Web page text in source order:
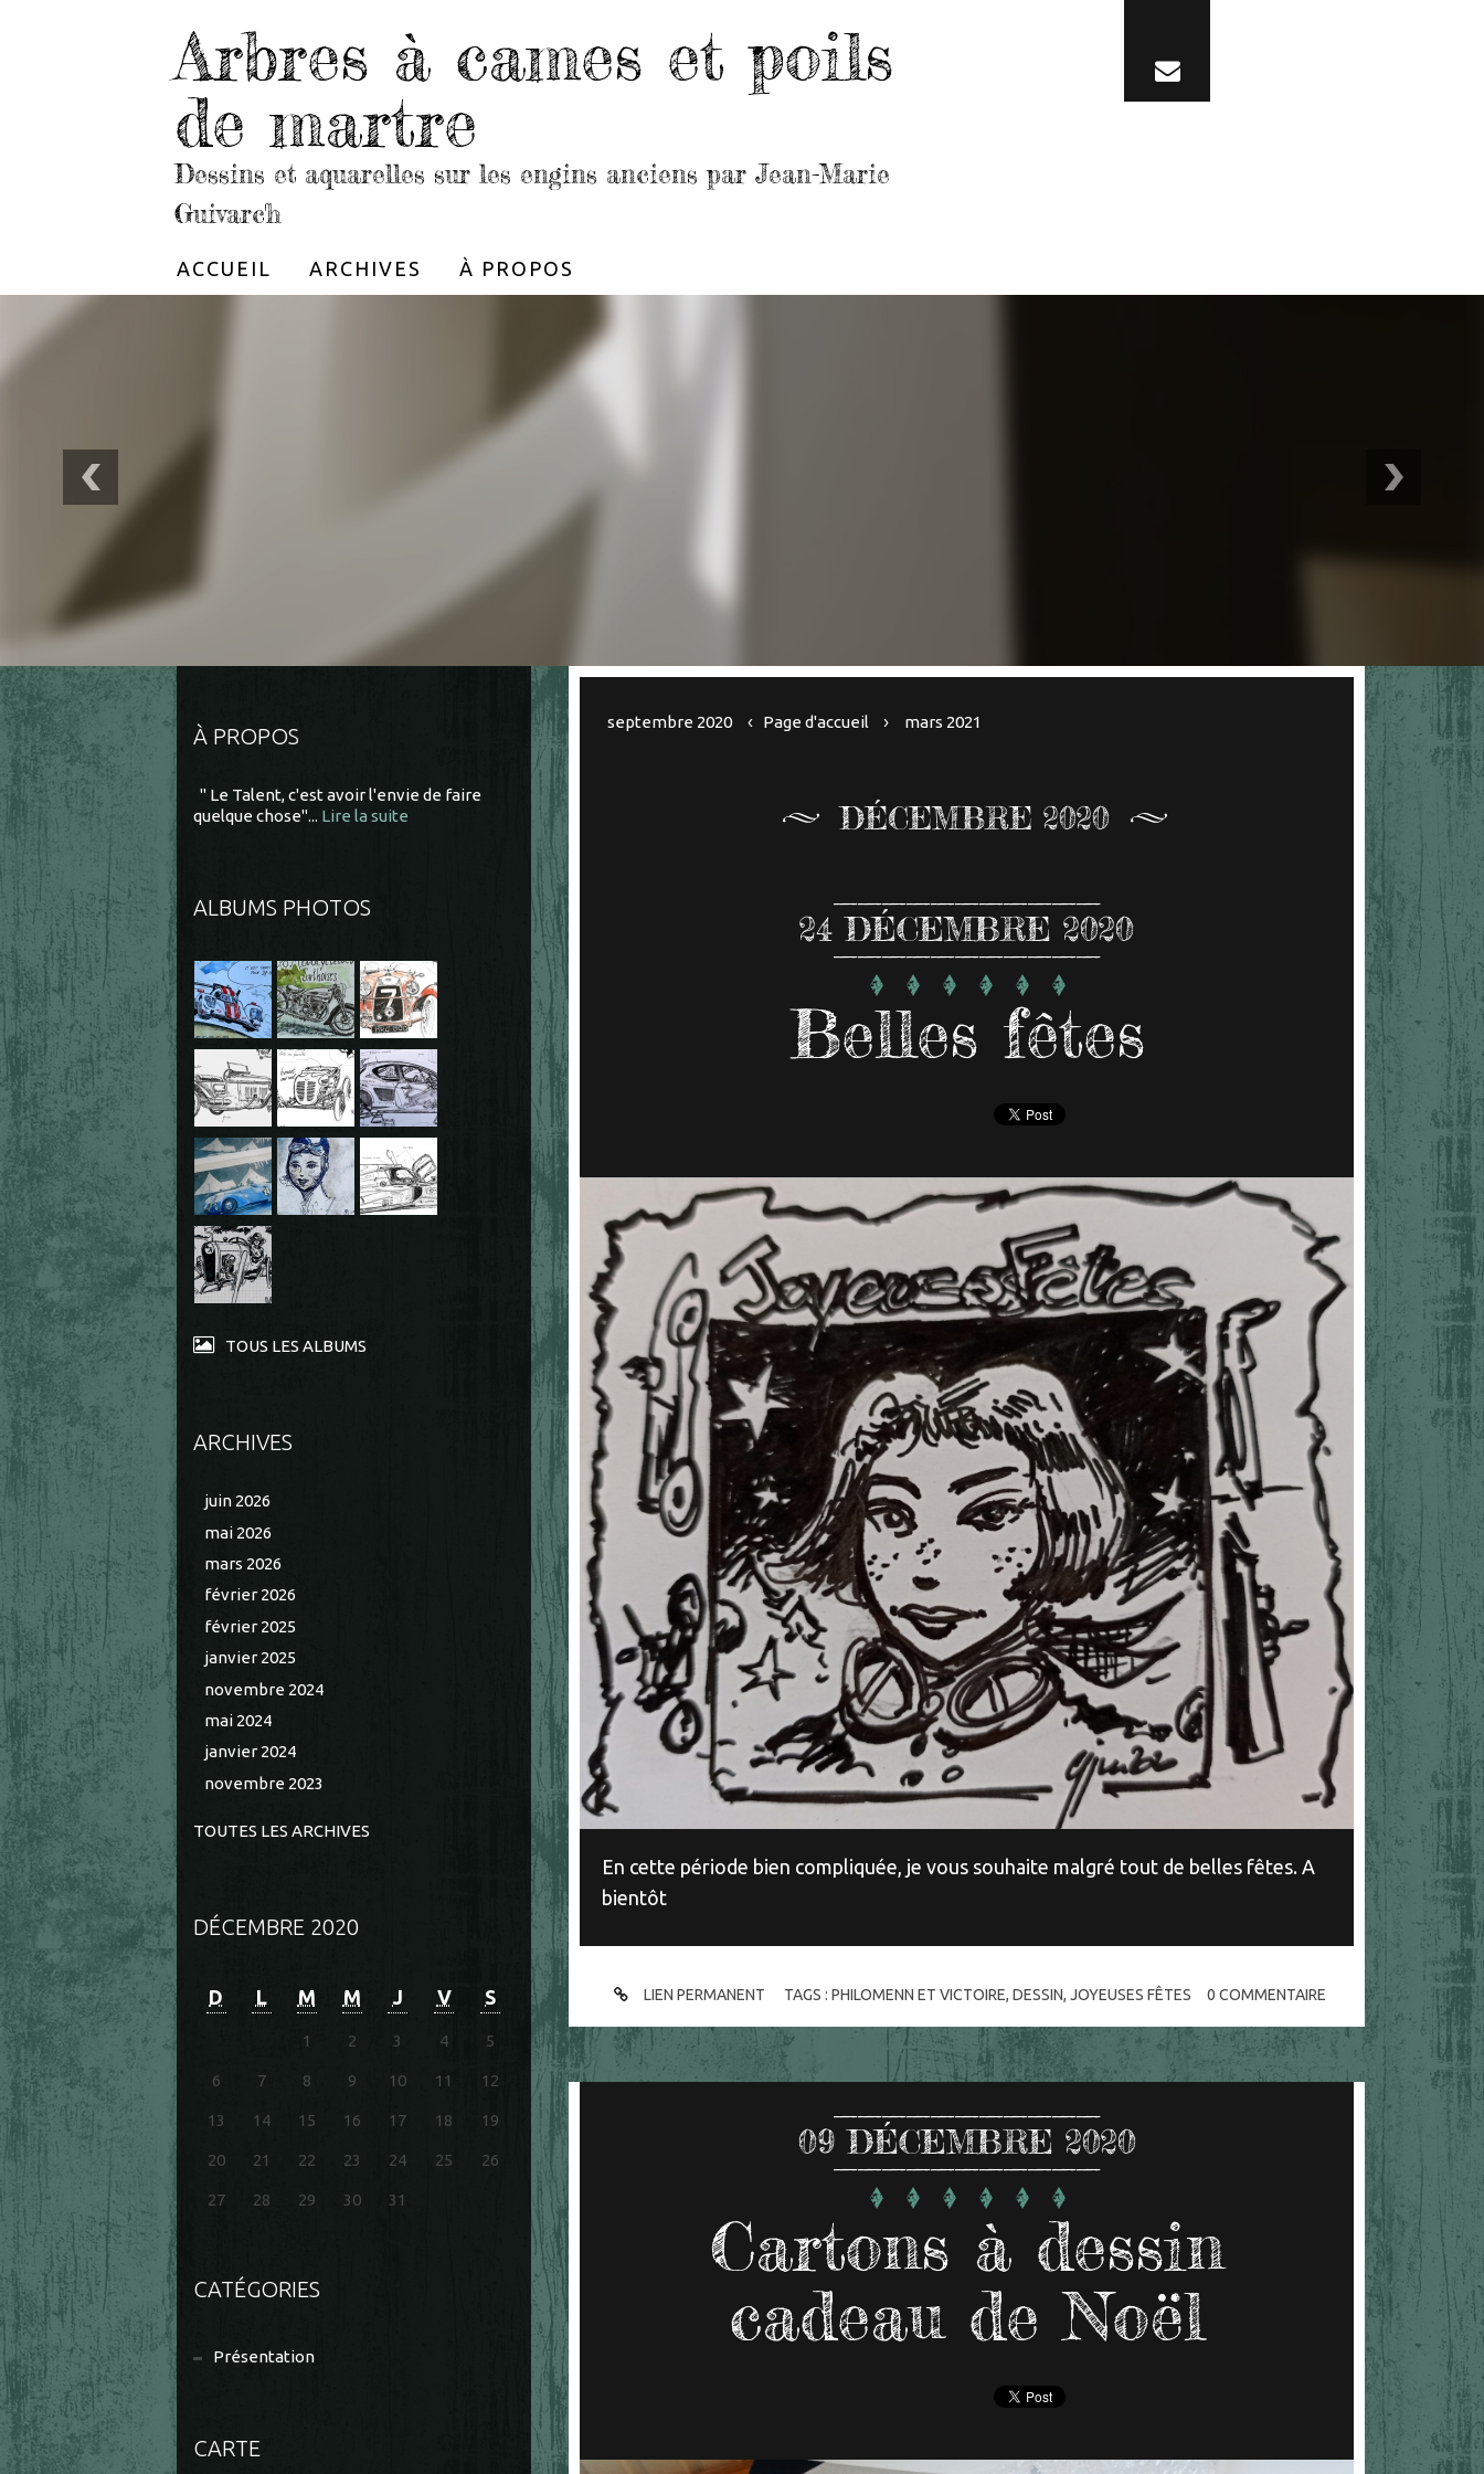
Arbres à cames et poils
de martre
Dessins et aquarelles sur les engins anciens par Jean-Marie
Guivarc'h
ACCUEIL ARCHIVES À PROPOS
À PROPOS
" Le Talent, c'est avoir l'envie de faire
quelque chose"... Lire la suite
ALBUMS PHOTOS
TOUS LES ALBUMS
ARCHIVES
juin 2026
mai 2026
mars 2026
février 2026
février 2025
janvier 2025
novembre 2024
mai 2024
janvier 2024
novembre 2023
TOUTES LES ARCHIVES
DÉCEMBRE 2020
D L M M J V S
1 2 3 4 5
6 7 8 9 10 11 12
13 14 15 16 17 18 19
20 21 22 23 24 25 26
27 28 29 30 31
CATÉGORIES
Présentation
CARTE
septembre 2020 Page d'accueil mars 2021
DÉCEMBRE 2020
24 DÉCEMBRE 2020
Belles fêtes
En cette période bien compliquée, je vous souhaite malgré tout de belles fêtes. A
bientôt
LIEN PERMANENT TAGS : PHILOMENN ET VICTOIRE, DESSIN, JOYEUSES FÊTES 0 COMMENTAIRE
09 DÉCEMBRE 2020
Cartons à dessin
cadeau de Noël